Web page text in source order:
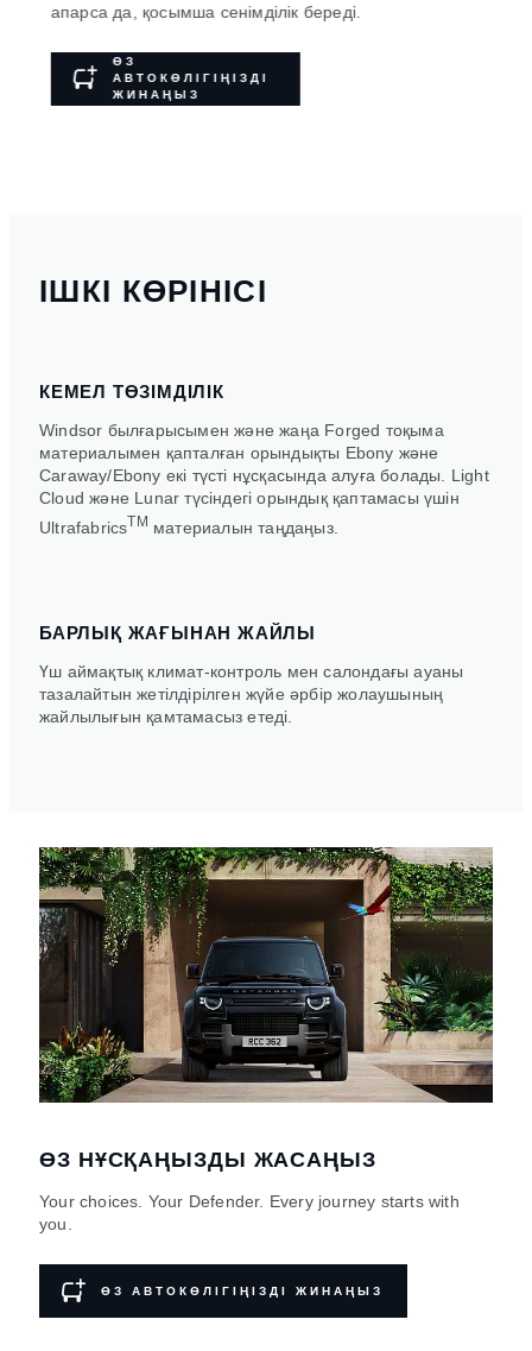
апарса да, қосымша сенімділік береді.
ӨЗ
АВТОКӨЛІГІҢІЗДІ
ЖИНАҢЫЗ
ІШКІ КӨРІНІСІ
КЕМЕЛ ТӨЗІМДІЛІК
Windsor былғарысымен және жаңа Forged тоқыма
материалымен қапталған орындықты Ebony және
Caraway/Ebony екі түсті нұсқасында алуға болады. Light
Cloud және Lunar түсіндегі орындық қаптамасы үшін
UltrafabricsTM материалын таңдаңыз.
БАРЛЫҚ ЖАҒЫНАН ЖАЙЛЫ
Үш аймақтық климат-контроль мен салондағы ауаны
тазалайтын жетілдірілген жүйе әрбір жолаушының
жайлылығын қамтамасыз етеді.
ӨЗ НҰСҚАҢЫЗДЫ ЖАСАҢЫЗ
Your choices. Your Defender. Every journey starts with
you.
ӨЗ АВТОКӨЛІГІҢІЗДІ ЖИНАҢЫЗ